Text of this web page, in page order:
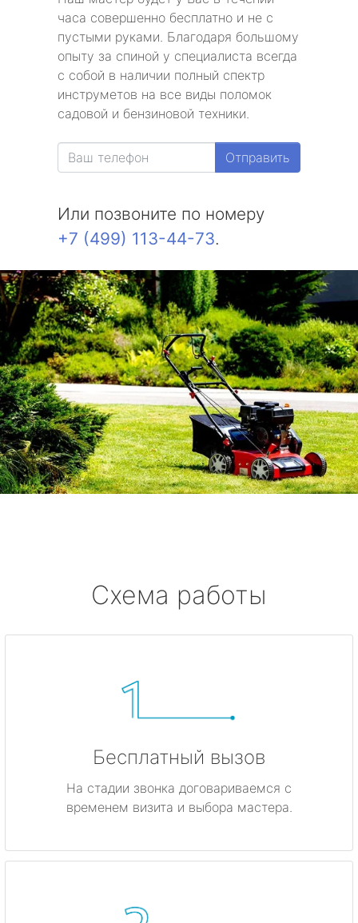
часа совершенно бесплатно и не с
пустыми руками. Благодаря большому
опыту за спиной у специалиста всегда
с собой в наличии полный спектр
инструметов на все виды поломок
садовой и бензиновой техники.
Отправить
Или позвоните по номеру
+7 (499) 113-44-73.
Схема работы
Бесплатный вызов
На стадии звонка договариваемся с
временем визита и выбора мастера.